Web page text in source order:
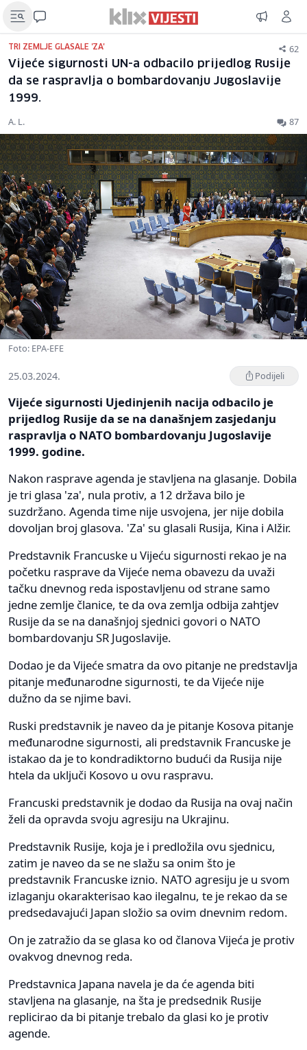
TRI ZEMLJE GLASALE 'ZA' 62
Vijeće sigurnosti UN-a odbacilo prijedlog Rusije
da se raspravlja o bombardovanju Jugoslavije
1999.
A. L. 87
Foto: EPA-EFE
25.03.2024. Podijeli
Vijeće sigurnosti Ujedinjenih nacija odbacilo je
prijedlog Rusije da se na današnjem zasjedanju
raspravlja o NATO bombardovanju Jugoslavije
1999. godine.
Nakon rasprave agenda je stavljena na glasanje. Dobila
je tri glasa 'za', nula protiv, a 12 država bilo je
suzdržano. Agenda time nije usvojena, jer nije dobila
dovoljan broj glasova. 'Za' su glasali Rusija, Kina i Alžir.
Predstavnik Francuske u Vijeću sigurnosti rekao je na
početku rasprave da Vijeće nema obavezu da uvaži
tačku dnevnog reda ispostavljenu od strane samo
jedne zemlje članice, te da ova zemlja odbija zahtjev
Rusije da se na današnjoj sjednici govori o NATO
bombardovanju SR Jugoslavije.
Dodao je da Vijeće smatra da ovo pitanje ne predstavlja
pitanje međunarodne sigurnosti, te da Vijeće nije
dužno da se njime bavi.
Ruski predstavnik je naveo da je pitanje Kosova pitanje
međunarodne sigurnosti, ali predstavnik Francuske je
istakao da je to kondradiktorno budući da Rusija nije
htela da uključi Kosovo u ovu raspravu.
Francuski predstavnik je dodao da Rusija na ovaj način
želi da opravda svoju agresiju na Ukrajinu.
Predstavnik Rusije, koja je i predložila ovu sjednicu,
zatim je naveo da se ne slažu sa onim što je
predstavnik Francuske iznio. NATO agresiju je u svom
izlaganju okarakterisao kao ilegalnu, te je rekao da se
predsedavajući Japan složio sa ovim dnevnim redom.
On je zatražio da se glasa ko od članova Vijeća je protiv
ovakvog dnevnog reda.
Predstavnica Japana navela je da će agenda biti
stavljena na glasanje, na šta je predsednik Rusije
replicirao da bi pitanje trebalo da glasi ko je protiv
agende.